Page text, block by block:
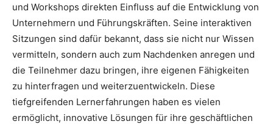
und Workshops direkten Einfluss auf die Entwicklung von
Unternehmern und Führungskräften. Seine interaktiven
Sitzungen sind dafür bekannt, dass sie nicht nur Wissen
vermitteln, sondern auch zum Nachdenken anregen und
die Teilnehmer dazu bringen, ihre eigenen Fähigkeiten
zu hinterfragen und weiterzuentwickeln. Diese
tiefgreifenden Lernerfahrungen haben es vielen
ermöglicht, innovative Lösungen für ihre geschäftlichen